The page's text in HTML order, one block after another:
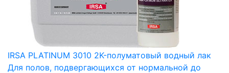
IRSA PLATINUM 3010 2K-полуматовый водный лак
Для полов, подвергающихся от нормальной до